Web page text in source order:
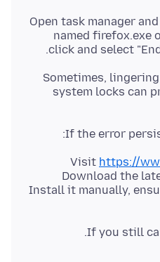
Open task manager
named firefox.exe
click and select
Sometimes,
system locks can
If the error
https://
3. Install it manually,
If you still